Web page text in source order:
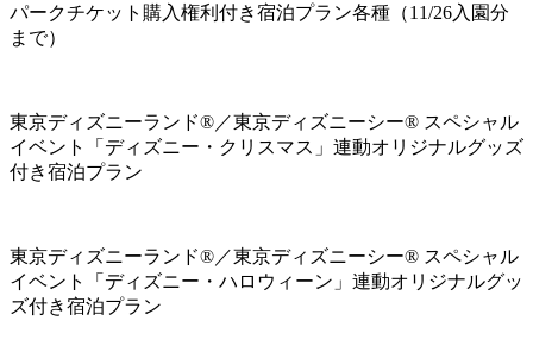
パークチケット購入権利付き宿泊プラン各種（11/26入園分
まで）
東京ディズニーランド®／東京ディズニーシー® スペシャル
イベント「ディズニー・クリスマス」連動オリジナルグッズ
付き宿泊プラン
東京ディズニーランド®／東京ディズニーシー® スペシャル
イベント「ディズニー・ハロウィーン」連動オリジナルグッ
ズ付き宿泊プラン